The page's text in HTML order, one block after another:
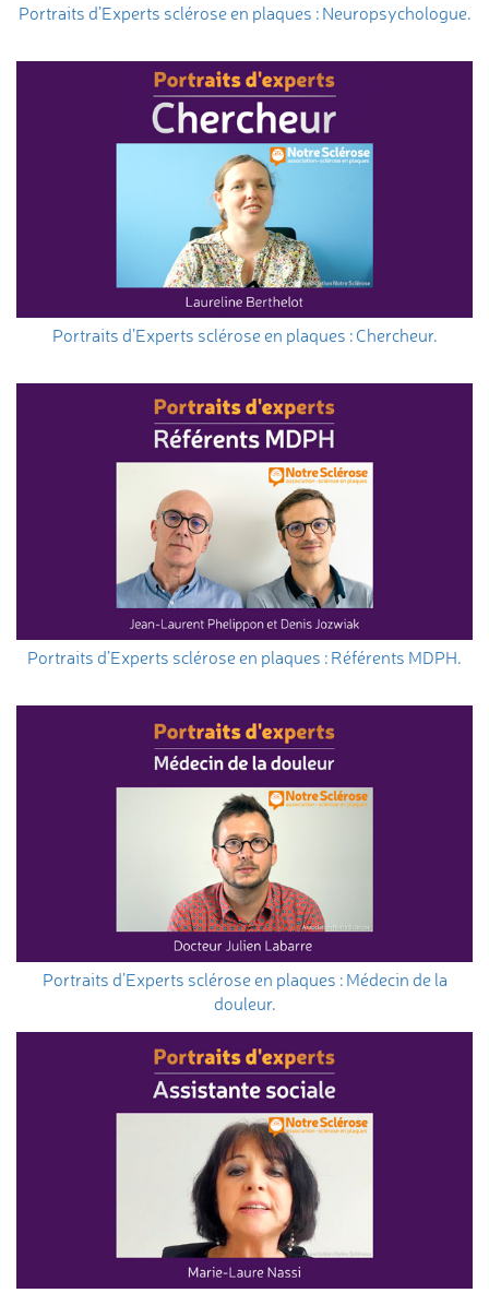
Portraits d’Experts sclérose en plaques : Neuropsychologue.
Portraits d’Experts sclérose en plaques : Chercheur.
Portraits d’Experts sclérose en plaques : Référents MDPH.
Portraits d’Experts sclérose en plaques : Médecin de la
douleur.